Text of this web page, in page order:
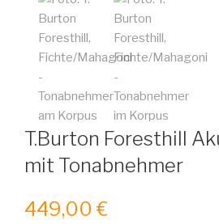
T.Burton Foresthill
mit Tonabnehmer
449,00 €